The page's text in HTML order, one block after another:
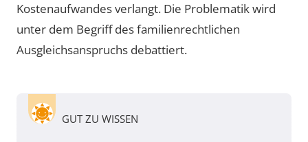
Kostenaufwandes verlangt. Die Problematik wird
unter dem Begriff des familienrechtlichen
Ausgleichsanspruchs debattiert.
GUT ZU WISSEN